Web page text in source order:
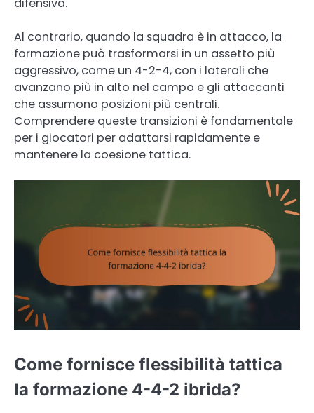
Al contrario, quando la squadra è in attacco, la
formazione può trasformarsi in un assetto più
aggressivo, come un 4-2-4, con i laterali che
avanzano più in alto nel campo e gli attaccanti
che assumono posizioni più centrali.
Comprendere queste transizioni è fondamentale
per i giocatori per adattarsi rapidamente e
mantenere la coesione tattica.
Come fornisce flessibilità tattica
la formazione 4-4-2 ibrida?